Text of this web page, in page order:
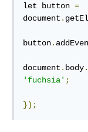
let button =
document .
button.
document . body.
'fuchsia' ;
});